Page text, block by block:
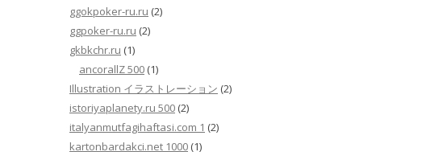
ggokpoker-ru.ru (2)
ggpoker-ru.ru (2)
gkbkchr.ru (1)
ancorallZ 500 (1)
Illustration イラストレーション (2)
istoriyaplanety.ru 500 (2)
italyanmutfagihaftasi.com 1 (2)
kartonbardakci.net 1000 (1)